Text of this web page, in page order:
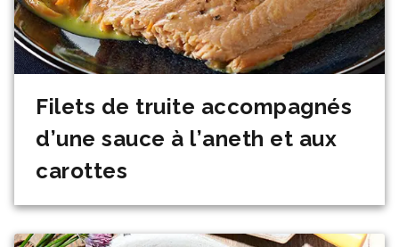
Filets de truite accompagnés
d’une sauce à l’aneth et aux
carottes